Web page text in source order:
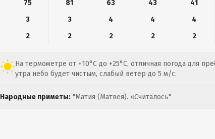
75 81 63 43 41
3 3 4 4 4
2 2 2 2 2
На термометре от +10°C до +25°C, отличная погода для
утра небо будет чистым, слабый ветер до 5 м/с.
Народные приметы: "Матия (Матвея). «Считалось"